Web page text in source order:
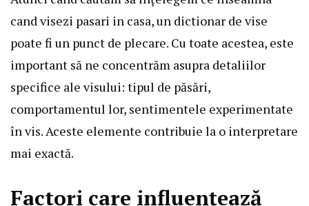
cand visezi pasari in casa, un dictionar de vise
poate fi un punct de plecare. Cu toate acestea, este
important să ne concentrăm asupra detaliilor
specifice ale visului: tipul de păsări,
comportamentul lor, sentimentele experimentate
în vis. Aceste elemente contribuie la o interpretare
mai exactă.
Factori care influențează